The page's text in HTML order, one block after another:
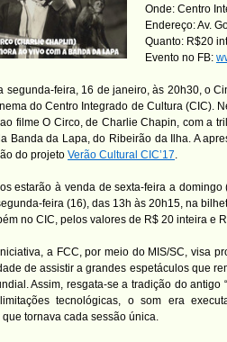
Onde: Centro
Endereço: Av.
Quanto: R$20
Evento no FB:
segunda-feira, 16 de janeiro, às 20h30, o
do Centro Integrado de Cultura (CIC).
filme O Circo, de Charlie Chapin, com a
Banda da Lapa, do Ribeirão da Ilha. A
do projeto Verão Cultural CIC’17.
estarão à venda de sexta-feira a
feira (16), das 13h às 20h15, na
no CIC, pelos valores de R$ 20 inteira e
a FCC, por meio do MIS/SC, visa
de assistir a grandes espetáculos que
Assim, resgata-se a tradição do antigo
tecnológicas, o som era
tornava cada sessão única.